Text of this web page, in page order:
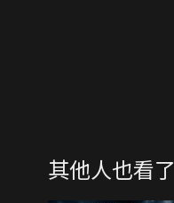
其他人也看了